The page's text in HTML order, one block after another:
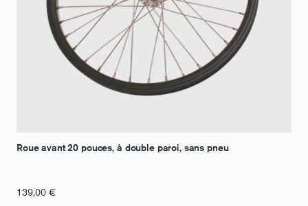
Roue avant 20 pouces, à double paroi, sans pneu
139,00 €